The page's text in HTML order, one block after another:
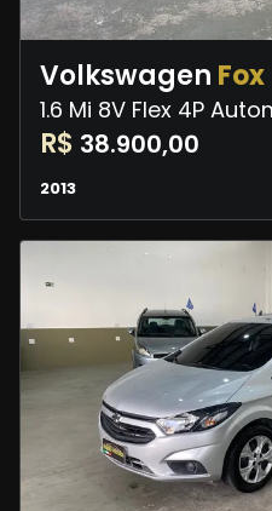
Volkswagen Fox
1.6 Mi 8V Flex 4P
R$ 38.900,00
2013